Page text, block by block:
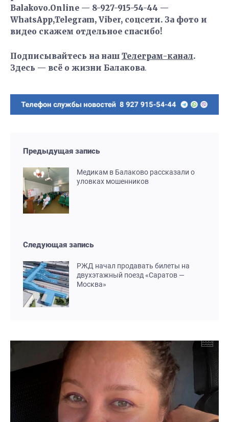
Balakovo.Online — 8-927-915-54-44 —
WhatsApp,Telegram, Viber, соцсети. За фото и
видео скажем отдельное спасибо!
Подписывайтесь на наш Телеграм-канал.
Здесь — всё о жизни Балакова.
Предыдущая запись
Медикам в Балаково рассказали о
уловках мошенников
Следующая запись
РЖД начал продавать билеты на
двухэтажный поезд «Саратов —
Москва»